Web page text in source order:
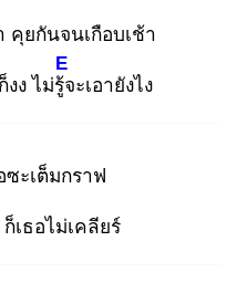
คุยกันจนเกือบเช้า
งง ไม่รู้จ
E
ะเอายังไง
ซะเต็มกราฟ
ก็เธอไม่เคลียร์